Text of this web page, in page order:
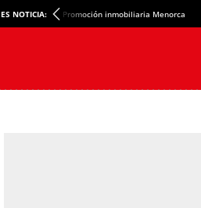
ES NOTICIA: Promoción inmobiliaria Menorca